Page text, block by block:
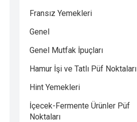
Fransız Yemekleri
Genel
Genel Mutfak İpuçları
Hamur İşi ve Tatlı Püf Noktaları
Hint Yemekleri
İçecek-Fermente Ürünler Püf
Noktaları